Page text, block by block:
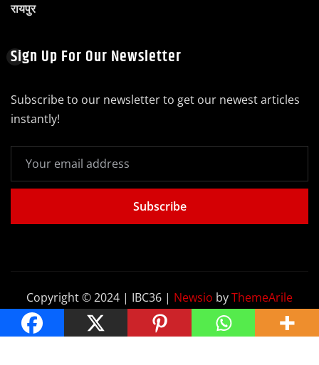
रायपुर
Sign Up For Our Newsletter
Subscribe to our newsletter to get our newest articles
instantly!
Subscribe
Copyright © 2024 | IBC36 | Newsio byThemeArile
Home Blog About Privacy Policy Contact